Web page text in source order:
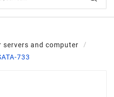
servers and computer
733